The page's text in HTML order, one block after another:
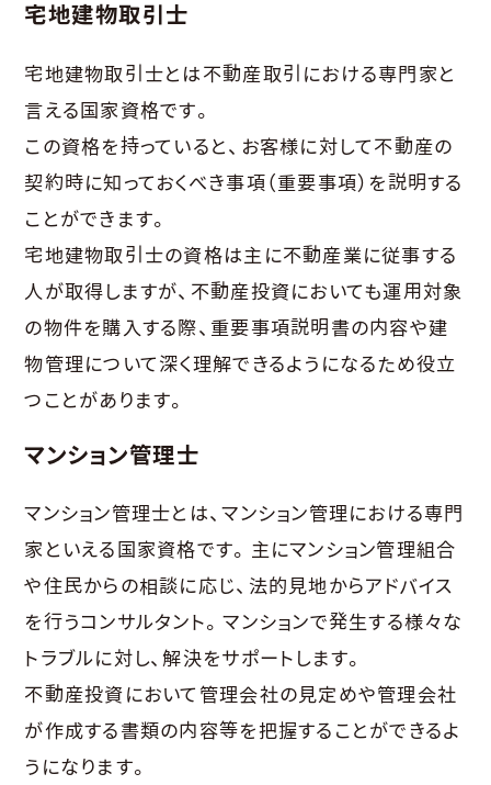
宅地建物取引士
宅地建物取引士とは不動産取引における専門家と
言える国家資格です。
この資格を持っていると、お客様に対して不動産の
契約時に知っておくべき事項（重要事項）を説明する
ことができます。
宅地建物取引士の資格は主に不動産業に従事する
人が取得しますが、不動産投資においても運用対象
の物件を購入する際、重要事項説明書の内容や建
物管理について深く理解できるようになるため役立
つことがあります。
マンション管理士
マンション管理士とは、マンション管理における専門
家といえる国家資格です。主にマンション管理組合
や住民からの相談に応じ、法的見地からアドバイス
を行うコンサルタント。マンションで発生する様々な
トラブルに対し、解決をサポートします。
不動産投資において管理会社の見定めや管理会社
が作成する書類の内容等を把握することができるよ
うになります。